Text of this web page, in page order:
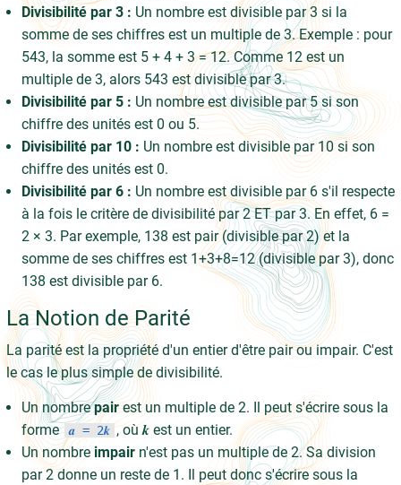
Divisibilité par 3 : Un nombre est divisible par 3 si la
somme de ses chiffres est un multiple de 3. Exemple : pour
543, la somme est 5 + 4 + 3 = 12. Comme 12 est un
multiple de 3, alors 543 est divisible par 3.
Divisibilité par 5 : Un nombre est divisible par 5 si son
chiffre des unités est 0 ou 5.
Divisibilité par 10 : Un nombre est divisible par 10 si son
chiffre des unités est 0.
Divisibilité par 6 : Un nombre est divisible par 6 s'il respecte
à la fois le critère de divisibilité par 2 ET par 3. En effet, 6 =
2 × 3. Par exemple, 138 est pair (divisible par 2) et la
somme de ses chiffres est 1+3+8=12 (divisible par 3), donc
138 est divisible par 6.
La Notion de Parité
La parité est la propriété d'un entier d'être pair ou impair. C'est
le cas le plus simple de divisibilité.
Un nombrepairest un multiple de 2. Il peut s'écrire sous la
forme 𝒂 = 2𝒌 , où 𝒌 est un entier.
Un nombre impairn'est pas un multiple de 2. Sa division
par 2 donne un reste de 1. Il peut donc s'écrire sous la